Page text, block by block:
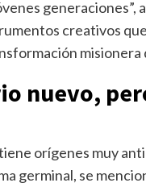
generaciones”,
creativos
misionera
nuevo,
orígenes muy
germinal, se